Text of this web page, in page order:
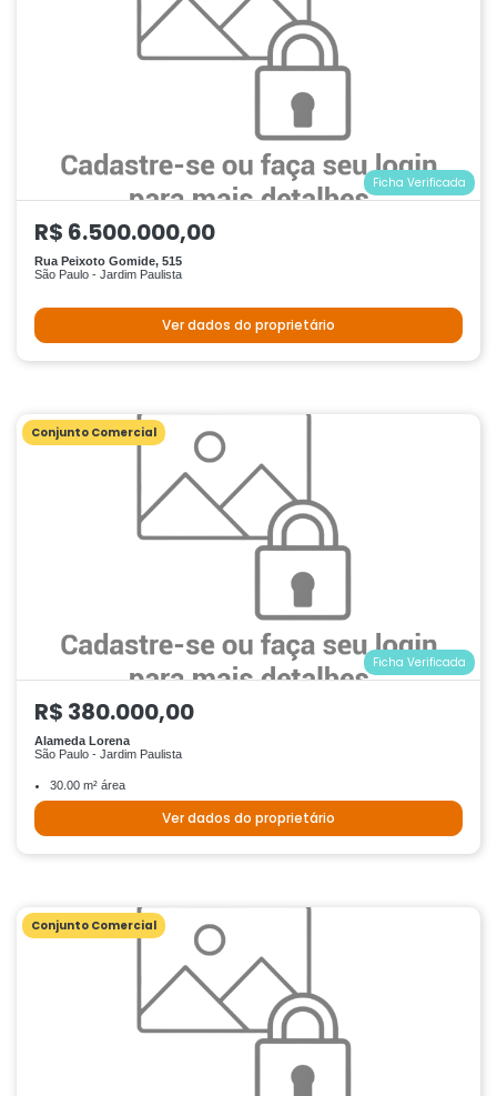
Ficha Verificada
R$ 6.500.000,00
Rua Peixoto Gomide, 515
São Paulo - Jardim Paulista
Ver dados do proprietário
Conjunto Comercial
Ficha Verificada
R$ 380.000,00
Alameda Lorena
São Paulo - Jardim Paulista
30.00 m² área
Ver dados do proprietário
Conjunto Comercial